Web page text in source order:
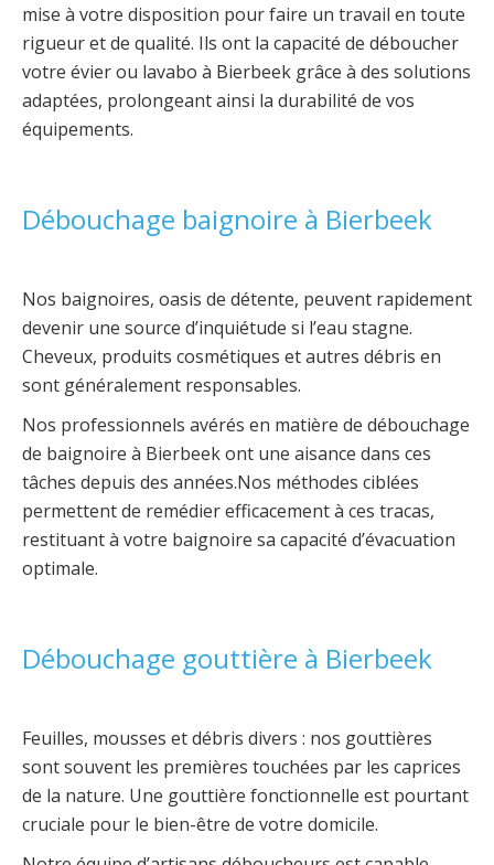
mise à votre disposition pour faire un travail en toute
rigueur et de qualité. Ils ont la capacité de déboucher
votre évier ou lavabo à Bierbeek grâce à des solutions
adaptées, prolongeant ainsi la durabilité de vos
équipements.
Débouchage baignoire à Bierbeek
Nos baignoires, oasis de détente, peuvent rapidement
devenir une source d’inquiétude si l’eau stagne.
Cheveux, produits cosmétiques et autres débris en
sont généralement responsables.
Nos professionnels avérés en matière de débouchage
de baignoire à Bierbeek ont une aisance dans ces
tâches depuis des années.Nos méthodes ciblées
permettent de remédier efficacement à ces tracas,
restituant à votre baignoire sa capacité d’évacuation
optimale.
Débouchage gouttière à Bierbeek
Feuilles, mousses et débris divers : nos gouttières
sont souvent les premières touchées par les caprices
de la nature. Une gouttière fonctionnelle est pourtant
cruciale pour le bien-être de votre domicile.